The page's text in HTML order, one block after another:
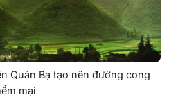
Quản Bạ tạo nên đường cong
mại